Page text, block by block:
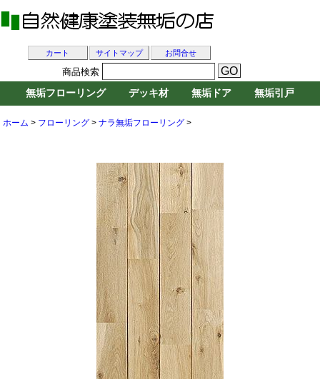
ホーム > フローリング > ナラ無垢フローリング >
カート サイトマップ お問合せ
商品検索
無垢フローリング デッキ材 無垢ドア 無垢引戸